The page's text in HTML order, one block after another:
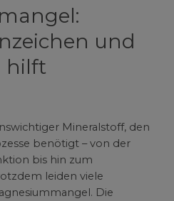
und
hilft
Mineralstoff, den
benötigt – von der
bis hin zum
leiden viele
Die